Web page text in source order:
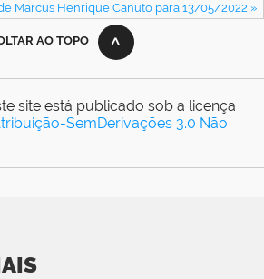
Marcus Henrique Canuto para 13/05/2022 »
AO TOPO
site está publicado sob a licença
SemDerivações 3.0 Não